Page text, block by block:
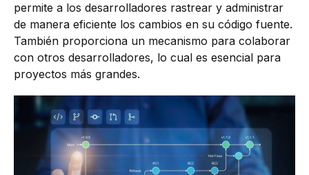
permite a los desarrolladores rastrear y administrar
de manera eficiente los cambios en su código fuente.
También proporciona un mecanismo para colaborar
con otros desarrolladores, lo cual es esencial para
proyectos más grandes.